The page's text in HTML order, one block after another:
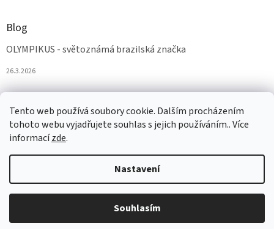
Tento web používá soubory cookie. Dalším procházením
tohoto webu vyjadřujete souhlas s jejich používáním.. Více
informacízde.
Nastavení
Souhlasím
Blog
OLYMPIKUS - světoznámá brazilská značka
26.3.2026
Vytvořil Shoptet
AZAobuv. Všechna práva vyhrazena.